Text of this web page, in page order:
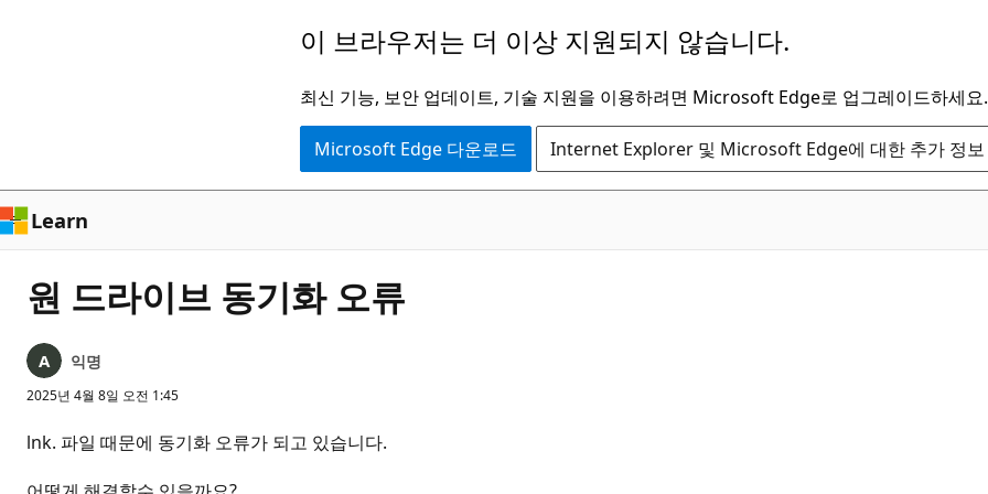
로
건
너
뛰
기
이 브라우저는 더 이상 지원되지 않습니다.
최신 기능, 보안 업데이트, 기술 지원을 이용하려면 Microsoft Edge로 업그레이드하세요.
Microsoft Edge 다운로드 Internet Explorer 및 Microsoft Edge에 대한 추가 정보
Learn
원 드라이브 동기화 오류
익명
2025년 4월 8일 오전 1:45
lnk. 파일 때문에 동기화 오류가 되고 있습니다.